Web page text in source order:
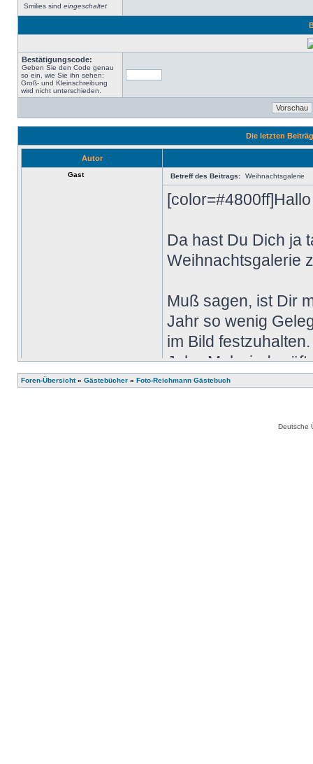
Smilies sind eingeschaltet
Bestätigungscode:
Geben Sie den Code genau
so ein, wie Sie ihn sehen;
Groß- und Kleinschreibung
wird nicht unterschieden.
Die letzten
Autor
Gast Betreff des Beitrags: Weihnachtsgalerie
Da hast Du Dich ja
Weihnachtsgalerie
Muß sagen, ist Dir
Jahr so wenig
im Bild
Jahr: Mal wieder
vernichten!
Foren-Übersicht» Gästebücher » Foto-Reichmann Gästebuch
Deutsche